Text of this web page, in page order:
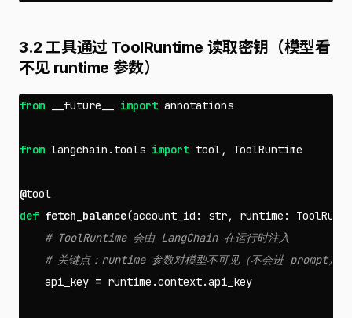
3.2 工具通过 ToolRuntime 读取密钥（模型看
不见 runtime 参数）
from __future__ import annotations
from langchain.tools import tool, ToolRuntime
@tool
def fetch_balance(account_id : str, runtime :
api_key = runtime .context.api_key